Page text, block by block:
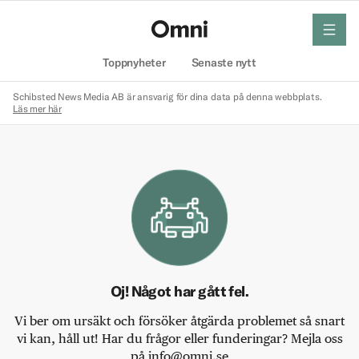
Toppnyheter Senaste nytt
meny
Schibsted News Media AB är ansvarig för dina data på denna webbplats.
Läs mer här
Oj! Något har gått fel.
Vi ber om ursäkt och försöker åtgärda problemet så snart
vi kan, håll ut! Har du frågor eller funderingar? Mejla oss